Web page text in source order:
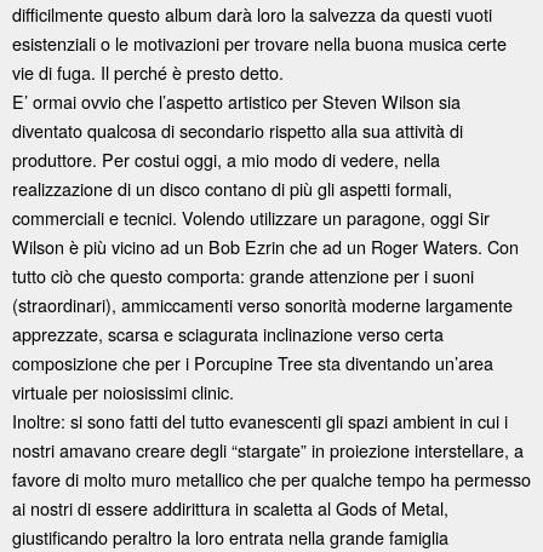
difficilmente questo album darà loro la salvezza da questi vuoti
esistenziali o le motivazioni per trovare nella buona musica certe
vie di fuga. Il perché è presto detto.
E’ ormai ovvio che l’aspetto artistico per Steven Wilson sia
diventato qualcosa di secondario rispetto alla sua attività di
produttore. Per costui oggi, a mio modo di vedere, nella
realizzazione di un disco contano di più gli aspetti formali,
commerciali e tecnici. Volendo utilizzare un paragone, oggi Sir
Wilson è più vicino ad un Bob Ezrin che ad un Roger Waters. Con
tutto ciò che questo comporta: grande attenzione per i suoni
(straordinari), ammiccamenti verso sonorità moderne largamente
apprezzate, scarsa e sciagurata inclinazione verso certa
composizione che per i Porcupine Tree sta diventando un’area
virtuale per noiosissimi clinic.
Inoltre: si sono fatti del tutto evanescenti gli spazi ambient in cui i
nostri amavano creare degli “stargate” in proiezione interstellare, a
favore di molto muro metallico che per qualche tempo ha permesso
ai nostri di essere addirittura in scaletta al Gods of Metal,
giustificando peraltro la loro entrata nella grande famiglia